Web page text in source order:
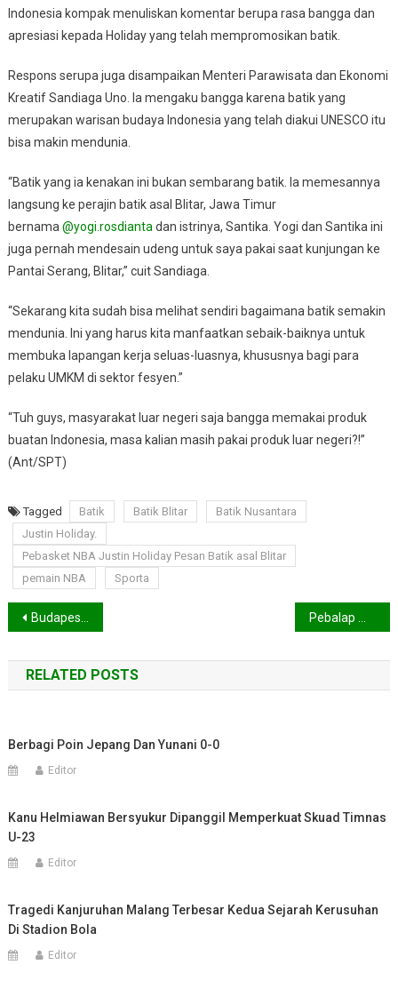
Indonesia kompak menuliskan komentar berupa rasa bangga dan
apresiasi kepada Holiday yang telah mempromosikan batik.
Respons serupa juga disampaikan Menteri Parawisata dan Ekonomi
Kreatif Sandiaga Uno. Ia mengaku bangga karena batik yang
merupakan warisan budaya Indonesia yang telah diakui UNESCO itu
bisa makin mendunia.
“Batik yang ia kenakan ini bukan sembarang batik. Ia memesannya
langsung ke perajin batik asal Blitar, Jawa Timur
bernama @yogi.rosdianta dan istrinya, Santika. Yogi dan Santika ini
juga pernah mendesain udeng untuk saya pakai saat kunjungan ke
Pantai Serang, Blitar,” cuit Sandiaga.
“Sekarang kita sudah bisa melihat sendiri bagaimana batik semakin
mendunia. Ini yang harus kita manfaatkan sebaik-baiknya untuk
membuka lapangan kerja seluas-luasnya, khususnya bagi para
pelaku UMKM di sektor fesyen.”
“Tuh guys, masyarakat luar negeri saja bangga memakai produk
buatan Indonesia, masa kalian masih pakai produk luar negeri?!”
(Ant/SPT)
Tagged Batik Batik Blitar
Batik Nusantara
Justin Holiday.
Pebasket NBA Justin Holiday Pesan Batik asal Blitar
pemain NBA
Sporta
Navigasi
pos
Budapest Hungaria Jadi Tuan Rumah Kejuaraan Akuatik Dunia FINA 2022
RELATED POSTS
Berbagi Poin Jepang Dan Yunani 0-0
Editor
Kanu Helmiawan Bersyukur Dipanggil Memperkuat Skuad Timnas
U-23
Editor
Tragedi Kanjuruhan Malang Terbesar Kedua Sejarah Kerusuhan
Di Stadion Bola
Editor